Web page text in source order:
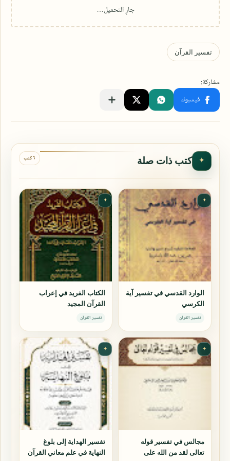
✦ كتب ذات صلة ٦ كتب
✦
الوارد القدسي في تفسير آية
الكرسي
تفسير القرآن
✦
الكتاب الفريد في إعراب
القرآن المجيد
تفسير القرآن
✦
مجالس في تفسير قوله
تعالى لقد من الله على
✦
تفسير الهداية إلى بلوغ
النهاية في علم معاني القرآن